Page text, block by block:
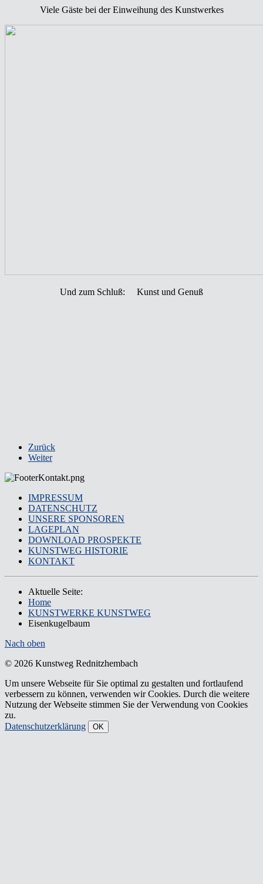
Viele Gäste bei der Einweihung des Kunstwerkes
Und zum Schluß: Kunst und Genuß
Zurück
Weiter
IMPRESSUM
DATENSCHUTZ
UNSERE SPONSOREN
LAGEPLAN
DOWNLOAD PROSPEKTE
KUNSTWEG HISTORIE
KONTAKT
Aktuelle Seite:
Home
KUNSTWERKE KUNSTWEG
Eisenkugelbaum
Nach oben
© 2026 Kunstweg Rednitzhembach
Um unsere Webseite für Sie optimal zu gestalten und fortlaufend
verbessern zu können, verwenden wir Cookies. Durch die weitere
Nutzung der Webseite stimmen Sie der Verwendung von Cookies
zu.
Datenschutzerklärung
OK